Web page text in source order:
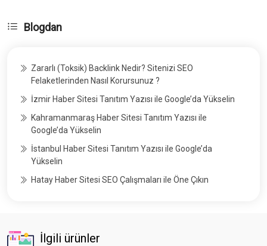
Blogdan
Zararlı (Toksik) Backlink Nedir? Sitenizi SEO
Felaketlerinden Nasıl Korursunuz ?
İzmir Haber Sitesi Tanıtım Yazısı ile Google’da Yükselin
Kahramanmaraş Haber Sitesi Tanıtım Yazısı ile
Google’da Yükselin
İstanbul Haber Sitesi Tanıtım Yazısı ile Google’da
Yükselin
Hatay Haber Sitesi SEO Çalışmaları ile Öne Çıkın
İlgili ürünler